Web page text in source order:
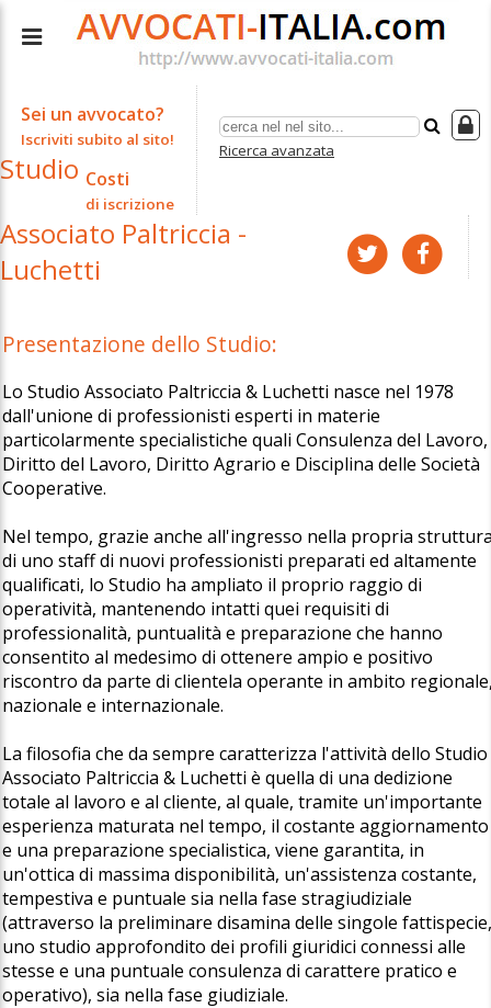
Ricerca avanzata
Sei un avvocato?
Iscriviti subito al sito!
Costi
di iscrizione
Studio
Associato Paltriccia -
Luchetti
Presentazione dello Studio:
Lo Studio Associato Paltriccia & Luchetti nasce nel 1978
dall'unione di professionisti esperti in materie
particolarmente specialistiche quali Consulenza del Lavoro,
Diritto del Lavoro, Diritto Agrario e Disciplina delle Società
Cooperative.
Nel tempo, grazie anche all'ingresso nella propria
di uno staff di nuovi professionisti preparati ed altamente
qualificati, lo Studio ha ampliato il proprio raggio di
operatività, mantenendo intatti quei requisiti di
professionalità, puntualità e preparazione che hanno
consentito al medesimo di ottenere ampio e positivo
riscontro da parte di clientela operante in ambito
nazionale e internazionale.
La filosofia che da sempre caratterizza l'attività dello Studio
Associato Paltriccia & Luchetti è quella di una dedizione
totale al lavoro e al cliente, al quale, tramite un'importante
esperienza maturata nel tempo, il costante aggiornamento
e una preparazione specialistica, viene garantita, in
un'ottica di massima disponibilità, un'assistenza costante,
tempestiva e puntuale sia nella fase stragiudiziale
(attraverso la preliminare disamina delle singole
uno studio approfondito dei profili giuridici connessi alle
stesse e una puntuale consulenza di carattere pratico e
operativo), sia nella fase giudiziale.